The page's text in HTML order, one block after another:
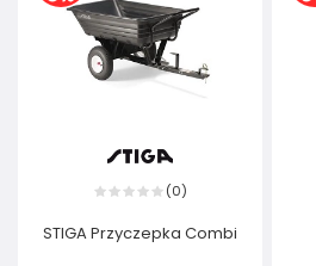
(0)
STIGA Przyczepka Combi